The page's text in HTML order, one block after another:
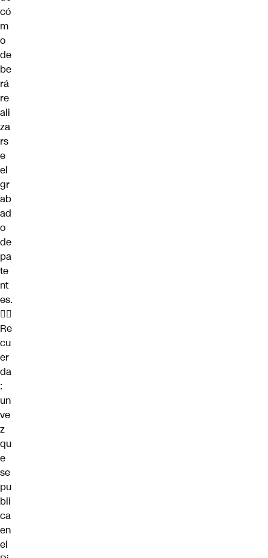
có
m
o
de
be
rá
re
ali
za
rs
e
el
gr
ab
ad
o
de
pa
te
nt
es.
👆🏻
Re
cu
er
da
:
un
ve
z
qu
e
se
pu
bli
ca
en
el